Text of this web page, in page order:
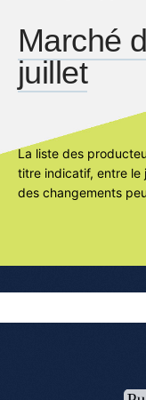
Marché
juillet
La liste des
titre indicatif, entre le
des changements